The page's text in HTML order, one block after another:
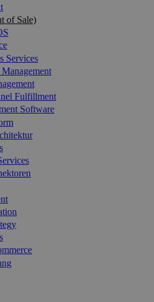
of Sale)
Services
Fulfillment
Software